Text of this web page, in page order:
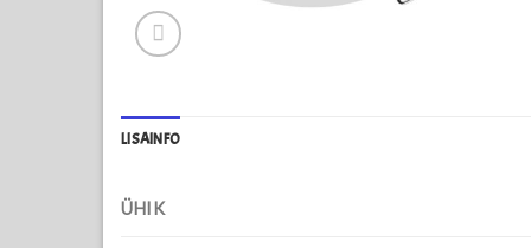
LISAINFO
ÜHIK